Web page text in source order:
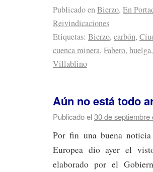
Publicado enBierzo, En
Reivindicaciones
Etiquetas: Bierzo, carbón,
cuenca minera, Fabero, huelga,
Villablino
Aún no está todo
Publicado el30 de septiembre
Por fin una buena
Europea dio ayer el
elaborado por el